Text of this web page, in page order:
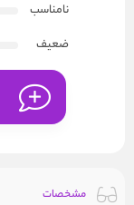
نامناسب
ضعیف
مشخصات